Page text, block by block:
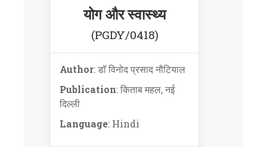
योग और स्वास्थ्य
(PGDY/0418)
Author: डॉ विनोद प्रसाद नौटियाल
Publication: किताब महल, नई
दिल्ली
Language: Hindi